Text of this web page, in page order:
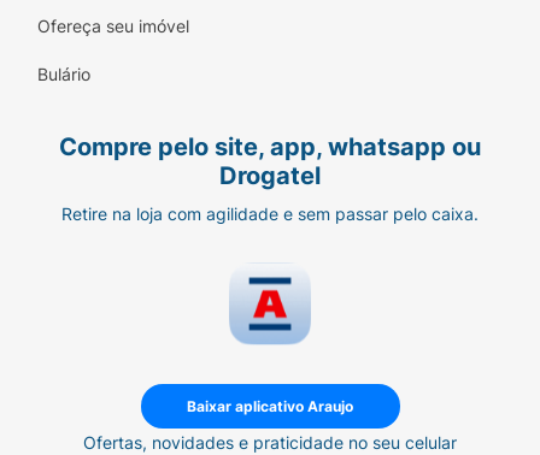
COMPROVADOS: 97% Confirma*: nutre de
forma intensiva à noite. Ajuda o processo
Ofereça seu imóvel
Bulário
Compre pelo site, app, whatsapp ou
Drogatel
Retire na loja com agilidade e sem passar pelo caixa.
Baixar aplicativo Araujo
Ofertas, novidades e praticidade no seu celular